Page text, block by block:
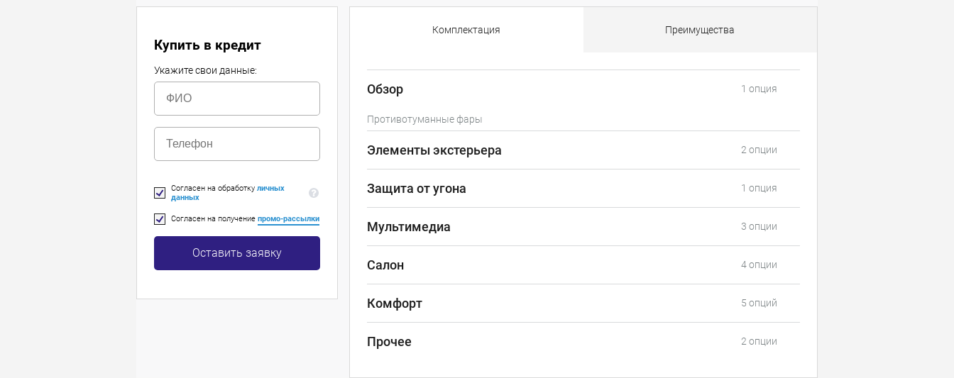
Комплектация Преимущества
Обзор 1 опция
Противотуманные фары
Элементы экстерьера 2 опции
Защита от угона 1 опция
Мультимедиа 3 опции
Салон 4 опции
Комфорт 5 опций
Прочее 2 опции
Купить в кредит
Укажите свои данные:
Согласен на обработку личных
данных
Согласен на получение промо-рассылки
Оставить заявку